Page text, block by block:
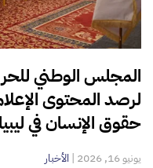
المجلس الوطني
لرصد المحتوى
حقوق الإنسان في ليبيا
يونيو 16, 2026 | الأخبار